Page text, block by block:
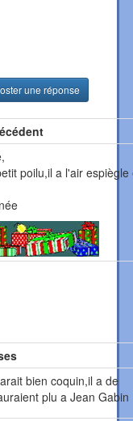
une réponse
poilu,il a l'air espiègle
bien coquin,il a de
plu a Jean Gabin